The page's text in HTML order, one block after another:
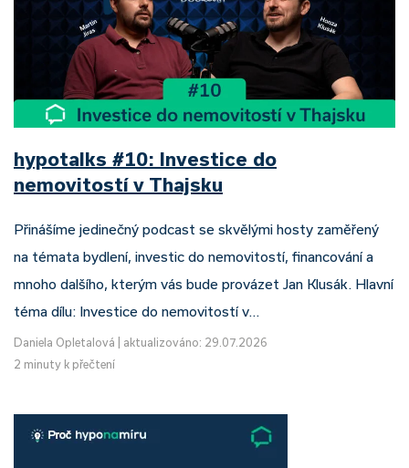
hypotalks #10: Investice do
nemovitostí v Thajsku
Přinášíme jedinečný podcast se skvělými hosty zaměřený
na témata bydlení, investic do nemovitostí, financování a
mnoho dalšího, kterým vás bude provázet Jan Klusák. Hlavní
téma dílu: Investice do nemovitostí v…
Daniela Opletalová
aktualizováno: 29.07.2026
2 minuty k přečtení